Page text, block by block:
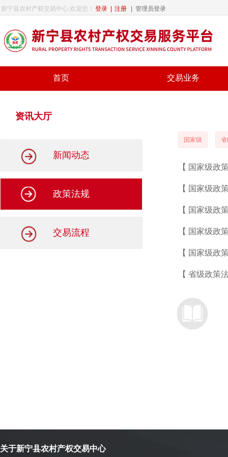
新宁县农村产权交易中心,欢迎您！ 登录 注册 管理员登录
首页 交易业务
资讯大厅
新闻动态
政策法规
交易流程
国家级
【 国家级政策法规 】中国人民银行 金融监管
【 国家级
【 国家级
【 国家级
【 国家级
【 省级政策法规 】湖南省人民政府办公厅关于推进农村产权流转交
关于新宁县农村产权交易中心